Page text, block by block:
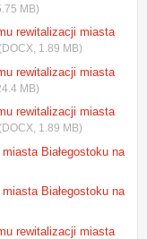
MB)
rewitalizacji miasta
(DOCX, 1.89 MB)
rewitalizacji miasta
MB)
rewitalizacji miasta
(DOCX, 1.89 MB)
Białegostoku na
Białegostoku na
rewitalizacji miasta